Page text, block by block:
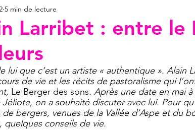
Libre
Larribet : entre le
5 min de lecture
lui que c’est un artiste « authentique ». Alain
de vie et les récits de pastoralisme qui
Le Berger des sons. Après une date en mai
Jéliote, on a souhaité discuter avec lui. Pour
de bergers, venues de la Vallée d’Aspe et du
quelques conseils de vie.